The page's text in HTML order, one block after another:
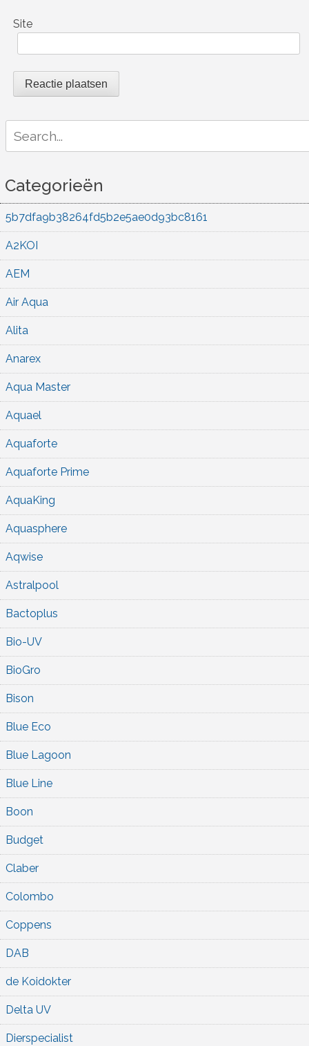
Site
for:
Categorieën
5b7dfa9b38264fd5b2e5ae0d93bc8161
A2KOI
AEM
Air Aqua
Alita
Anarex
Aqua Master
Aquael
Aquaforte
Aquaforte Prime
AquaKing
Aquasphere
Aqwise
Astralpool
Bactoplus
Bio-UV
BioGro
Bison
Blue Eco
Blue Lagoon
Blue Line
Boon
Budget
Claber
Colombo
Coppens
DAB
de Koidokter
Delta UV
Dierspecialist